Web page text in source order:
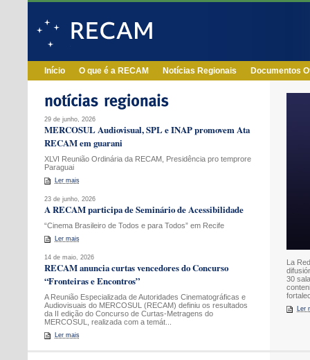
Início O que é a RECAM Notícias Regionais Documentos
29 de junho, 2026
MERCOSUL Audiovisual, SPL e INAP promovem Ata
RECAM em guarani
XLVI Reunião Ordinária da RECAM, Presidência pro temprore
Paraguai
Ler mais
23 de junho, 2026
A RECAM participa de Seminário de Acessibilidade
“Cinema Brasileiro de Todos e para Todos” em Recife
Ler mais
14 de maio, 2026
RECAM anuncia curtas vencedores do Concurso
“Fronteiras e Encontros”
A Reunião Especializada de Autoridades Cinematográficas e
Audiovisuais do MERCOSUL (RECAM) definiu os resultados
da II edição do Concurso de Curtas-Metragens do
MERCOSUL, realizada com a temát...
Ler mais
La
30
Ler